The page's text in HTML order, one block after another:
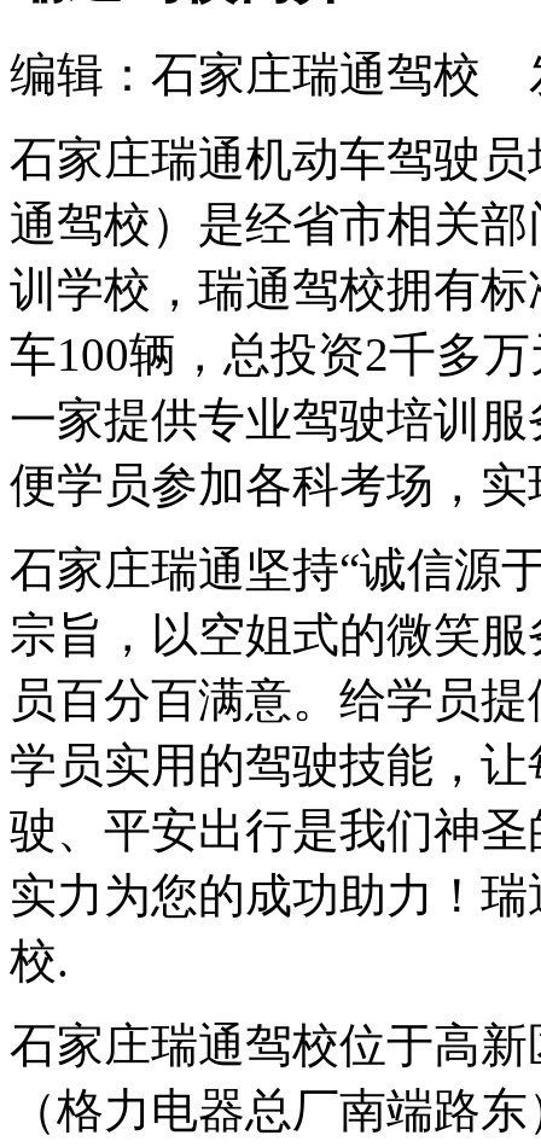
编辑：石家庄瑞通驾校
石家庄瑞通机动车驾驶
通驾校）是经省市相关
训学校，瑞通驾校拥有
车100辆，总投资2千多
一家提供专业驾驶培训
便学员参加各科考场，
石家庄瑞通坚持“诚信源
宗旨，以空姐式的微笑
员百分百满意。给学员
学员实用的驾驶技能，
驶、平安出行是我们神
实力为您的成功助力！
校.
石家庄瑞通驾校位于高
（格力电器总厂南端路